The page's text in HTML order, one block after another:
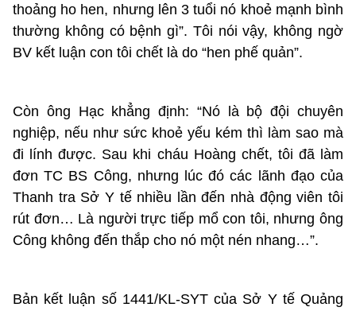
thoảng ho hen, nhưng lên 3 tuổi nó khoẻ mạnh bình
thường không có bệnh gì”. Tôi nói vậy, không ngờ
BV kết luận con tôi chết là do “hen phế quản”.
Còn ông Hạc khẳng định: “Nó là bộ đội chuyên
nghiệp, nếu như sức khoẻ yếu kém thì làm sao mà
đi lính được. Sau khi cháu Hoàng chết, tôi đã làm
đơn TC BS Công, nhưng lúc đó các lãnh đạo của
Thanh tra Sở Y tế nhiều lần đến nhà động viên tôi
rút đơn… Là người trực tiếp mổ con tôi, nhưng ông
Công không đến thắp cho nó một nén nhang…”.
Bản kết luận số 1441/KL-SYT của Sở Y tế Quảng